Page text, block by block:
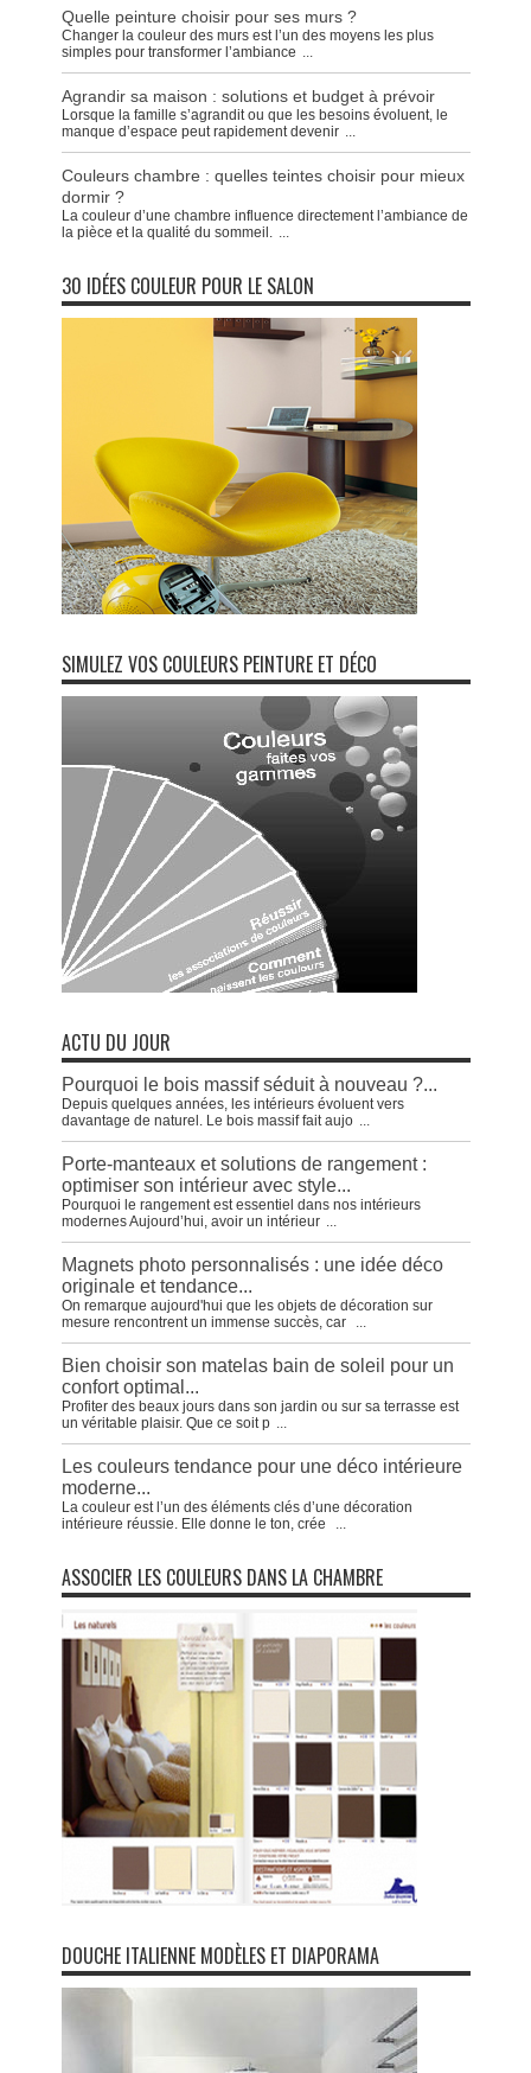
Quelle peinture choisir pour ses murs ?
Changer la couleur des murs est l’un des moyens les plus
simples pour transformer l’ambiance ...
Agrandir sa maison : solutions et budget à prévoir
Lorsque la famille s’agrandit ou que les besoins évoluent, le
manque d’espace peut rapidement devenir ...
Couleurs chambre : quelles teintes choisir pour mieux
dormir ?
La couleur d’une chambre influence directement l’ambiance de
la pièce et la qualité du sommeil. ...
30 IDÉES COULEUR POUR LE SALON
SIMULEZ VOS COULEURS PEINTURE ET DÉCO
ACTU DU JOUR
Pourquoi le bois massif séduit à nouveau ?...
Depuis quelques années, les intérieurs évoluent vers
davantage de naturel. Le bois massif fait aujo ...
Porte-manteaux et solutions de rangement :
optimiser son intérieur avec style...
Pourquoi le rangement est essentiel dans nos intérieurs
modernes Aujourd’hui, avoir un intérieur ...
Magnets photo personnalisés : une idée déco
originale et tendance...
On remarque aujourd'hui que les objets de décoration sur
mesure rencontrent un immense succès, car
...
Bien choisir son matelas bain de soleil pour un
confort optimal...
Profiter des beaux jours dans son jardin ou sur sa terrasse est
un véritable plaisir. Que ce soit p ...
Les couleurs tendance pour une déco intérieure
moderne...
La couleur est l’un des éléments clés d’une décoration
intérieure réussie. Elle donne le ton, crée
...
ASSOCIER LES COULEURS DANS LA CHAMBRE
DOUCHE ITALIENNE MODÈLES ET DIAPORAMA